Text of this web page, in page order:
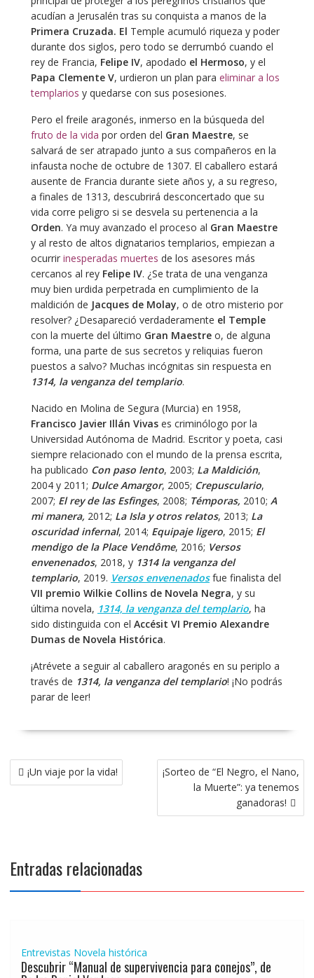
acudían a Jerusalén tras su conquista a manos de la
Primera Cruzada. El Temple acumuló riqueza y poder
durante dos siglos, pero todo se derrumbó cuando el
rey de Francia, Felipe IV, apodado el Hermoso, y el
Papa Clemente V, urdieron un plan para eliminar a los
templarios y quedarse con sus posesiones.
Pero el freile aragonés, inmerso en la búsqueda del
fruto de la vida por orden del Gran Maestre, se
salvará de ser atrapado junto a sus compañeros en la
infausta noche de octubre de 1307. El caballero estará
ausente de Francia durante siete años y, a su regreso,
a finales de 1313, descubrirá desconcertado que su
vida corre peligro si se desvela su pertenencia a la
Orden. Ya muy avanzado el proceso al Gran Maestre
y al resto de altos dignatarios templarios, empiezan a
ocurrir inesperadas muertes de los asesores más
cercanos al rey Felipe IV. ¿Se trata de una venganza
muy bien urdida perpetrada en cumplimiento de la
maldición de Jacques de Molay, o de otro misterio por
resolver? ¿Desapareció verdaderamente el Temple
con la muerte del último Gran Maestreo, de alguna
forma, una parte de sus secretos y reliquias fueron
puestos a salvo? Muchas incógnitas sin respuesta en
1314, la venganza del templario.
Nacido en Molina de Segura (Murcia) en 1958,
Francisco Javier Illán Vivases criminólogo por la
Universidad Autónoma de Madrid. Escritor y poeta, casi
siempre relacionado con el mundo de la prensa escrita,
ha publicado Con paso lento, 2003; La Maldición,
2004 y 2011; Dulce Amargor, 2005; Crepusculario,
2007; El rey de las Esfinges, 2008; Témporas, 2010; A
mi manera, 2012; La Isla y otros relatos, 2013; La
oscuridad infernal, 2014; Equipaje ligero, 2015; El
mendigo de la Place Vendôme, 2016; Versos
envenenados, 2018, y 1314 la venganza del
templario, 2019. Versos envenenadosfue finalista del
VII premio Wilkie Collins de Novela Negra, y su
última novela, 1314, la venganza del templario, ha
sido distinguida con el Accésit VI Premio Alexandre
Dumas de Novela Histórica.
¡Atrévete a seguir al caballero aragonés en su periplo a
través de 1314, la venganza del templario! ¡No podrás
parar de leer!
Navegación
de
¡Un viaje por la vida!
¡Sorteo de “El Negro, el Nano,
la Muerte”: ya tenemos
ganadoras!
Entradas relacionadas
Entrevistas Novela histórica
Descubrir “Manual de supervivencia para conejos”, de